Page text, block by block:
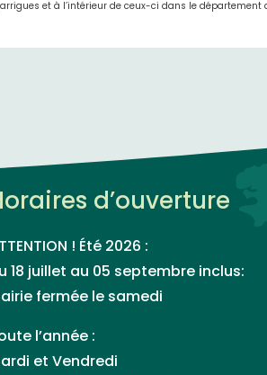
et à l’intérieur de ceux-ci dans le département
d’ouverture
! Été 2026 :
18 juillet au 05 septembre inclus:
fermée le samedi
l’année :
et Vendredi